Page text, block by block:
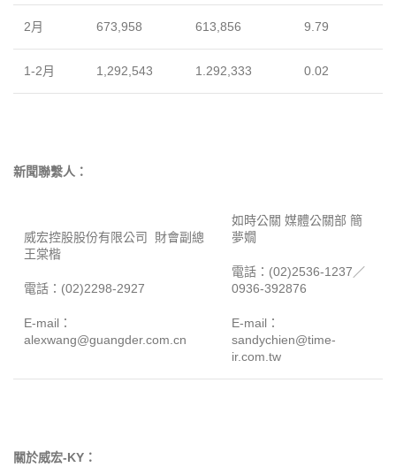
2月 673,958 613,856 9.79
1-2月 1,292,543 1.292,333 0.02
新聞聯繫人：
威宏控股股份有限公司 財會副總
王棠楷
電話：(02)2298-2927
E-mail：
alexwang@guangder.com.cn
如時公關 媒體公關部 簡
夢嫺
電話：(02)2536-1237／
0936-392876
E-mail：
sandychien@time-
ir.com.tw
關於威宏-KY ：